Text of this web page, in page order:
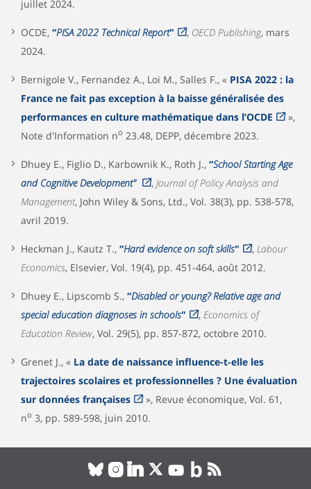
juillet 2024.
OCDE, “PISA 2022 Technical Report" , OECD Publishing, mars
2024.
Bernigole V., Fernandez A., Loi M., Salles F., « PISA 2022 : la
France ne fait pas exception à la baisse généralisée des
performances en culture mathématique dans l’OCDE
»,
Note d'Information no 23.48, DEPP, décembre 2023.
Dhuey E., Figlio D., Karbownik K., Roth J., “School Starting Age
and Cognitive Development"
, Journal of Policy Analysis and
Management, John Wiley & Sons, Ltd., Vol. 38(3), pp. 538-578,
avril 2019.
Heckman J., Kautz T., “Hard evidence on soft skills" , Labour
Economics, Elsevier, Vol. 19(4), pp. 451-464, août 2012.
Dhuey E., Lipscomb S., “Disabled or young? Relative age and
special education diagnoses in schools" , Economics of
Education Review, Vol. 29(5), pp. 857-872, octobre 2010.
Grenet J., « La date de naissance influence-t-elle les
trajectoires scolaires et professionnelles ? Une évaluation
sur données françaises
», Revue économique, Vol. 61,
no 3, pp. 589-598, juin 2010.